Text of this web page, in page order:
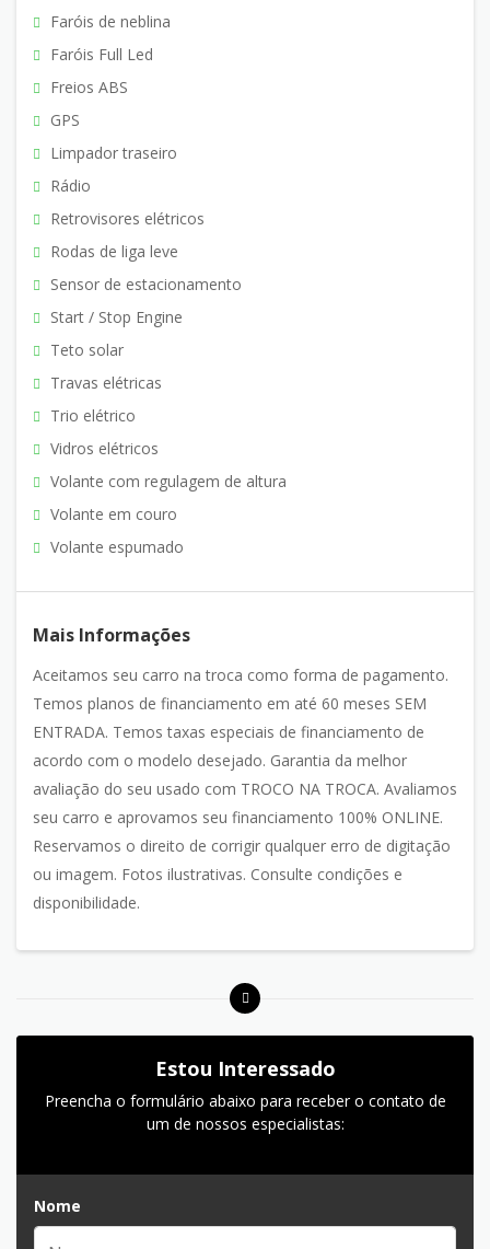
Faróis de neblina
Faróis Full Led
Freios ABS
GPS
Limpador traseiro
Rádio
Retrovisores elétricos
Rodas de liga leve
Sensor de estacionamento
Start / Stop Engine
Teto solar
Travas elétricas
Trio elétrico
Vidros elétricos
Volante com regulagem de altura
Volante em couro
Volante espumado
Mais Informações
Aceitamos seu carro na troca como forma de pagamento.
Temos planos de financiamento em até 60 meses SEM
ENTRADA. Temos taxas especiais de financiamento de
acordo com o modelo desejado. Garantia da melhor
avaliação do seu usado com TROCO NA TROCA. Avaliamos
seu carro e aprovamos seu financiamento 100% ONLINE.
Reservamos o direito de corrigir qualquer erro de digitação
ou imagem. Fotos ilustrativas. Consulte condições e
disponibilidade.
Estou Interessado
Preencha o formulário abaixo para receber o contato de
um de nossos especialistas:
Nome